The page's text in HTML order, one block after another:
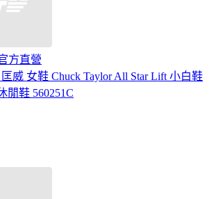
方直營
威 女鞋 Chuck Taylor All Star Lift 小白鞋
閒鞋 560251C